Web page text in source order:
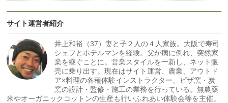
サイト運営者紹介
井上和裕（37）妻と子２人の４人家族。大阪で寿司
シェフとホテルマンを経験。父が病に倒れ、突然家
業を継ぐことに。営業スタイルを一新し、ネット販
売に乗り出す。現在はサイト運営、農業、アウトド
ア×料理の各種体験インストラクター、ピザ窯・炭
窯の設計・監修・施工の業務を行っている。無農薬
米やオーガニックコットンの生産も行いふれあい体験会等を主催。